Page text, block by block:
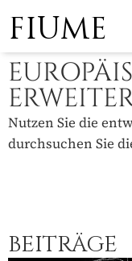
FIUME
Nutzen Sie die
durchsuchen Sie
BEITRÄGE